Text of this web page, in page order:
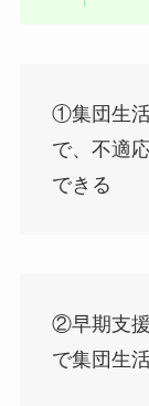
①集団生
で、不適
できる
②早期支
で集団生